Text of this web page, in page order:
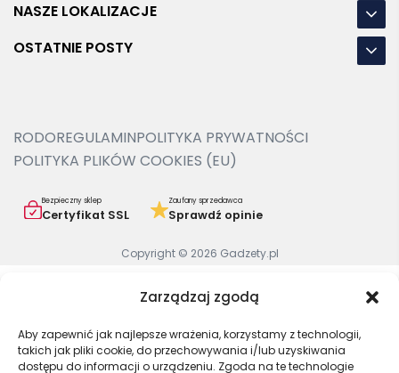
Zarządzaj zgodą
Aby zapewnić jak najlepsze wrażenia, korzystamy z technologii,
takich jak pliki cookie, do przechowywania i/lub uzyskiwania
dostępu do informacji o urządzeniu. Zgoda na te technologie
NASZE LOKALIZACJE
OSTATNIE POSTY
RODOREGULAMINPOLITYKA PRYWATNOŚCI
POLITYKA PLIKÓW COOKIES (EU)
Bezpieczny sklep
Certyfikat SSL
Zaufany sprzedawca
Sprawdź opinie
Copyright © 2026 Gadzety.pl